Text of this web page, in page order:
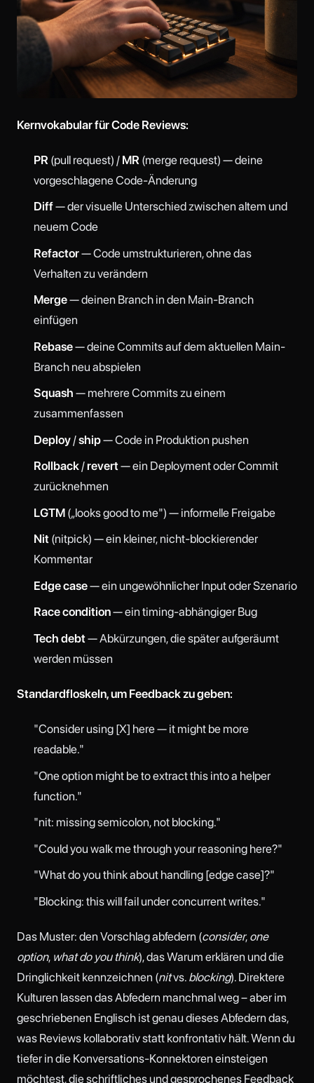
Kernvokabular für Code Reviews:
PR (pull request) / MR (merge request) — deine
vorgeschlagene Code-Änderung
Diff— der visuelle Unterschied zwischen altem und
neuem Code
Refactor— Code umstrukturieren, ohne das
Verhalten zu verändern
Merge— deinen Branch in den Main-Branch
einfügen
Rebase— deine Commits auf dem aktuellen Main-
Branch neu abspielen
Squash — mehrere Commits zu einem
zusammenfassen
Deploy/ship— Code in Produktion pushen
Rollback/revert— ein Deployment oder Commit
zurücknehmen
LGTM(„looks good to me") — informelle Freigabe
Nit(nitpick) — ein kleiner, nicht-blockierender
Kommentar
Edge case— ein ungewöhnlicher Input oder Szenario
Race condition— ein timing-abhängiger Bug
Tech debt— Abkürzungen, die später aufgeräumt
werden müssen
Standardfloskeln, um Feedback zu geben:
"Consider using [X] here — it might be more
readable."
"One option might be to extract this into a helper
function."
"nit: missing semicolon, not blocking."
"Could you walk me through your reasoning here?"
"What do you think about handling [edge case]?"
"Blocking: this will fail under concurrent writes."
Das Muster: den Vorschlag abfedern (consider, one
option, what do you think), das Warum erklären und die
Dringlichkeit kennzeichnen (nitvs. blocking). Direktere
Kulturen lassen das Abfedern manchmal weg – aber im
geschriebenen Englisch ist genau dieses Abfedern das,
was Reviews kollaborativ statt konfrontativ hält. Wenn du
tiefer in die Konversations-Konnektoren einsteigen
möchtest, die schriftliches und gesprochenes Feedback